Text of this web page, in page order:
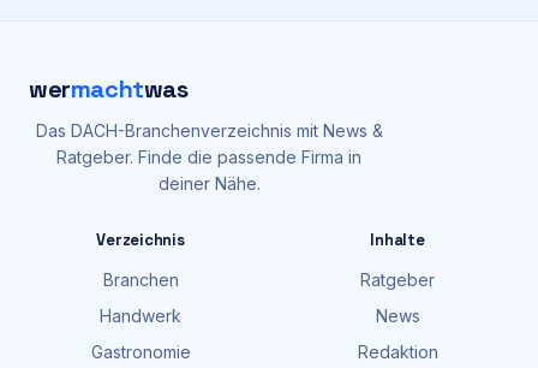
wermachtwas
Das DACH-Branchenverzeichnis mit News &
Ratgeber. Finde die passende Firma in
deiner Nähe.
Verzeichnis
Branchen
Handwerk
Gastronomie
Inhalte
Ratgeber
News
Redaktion